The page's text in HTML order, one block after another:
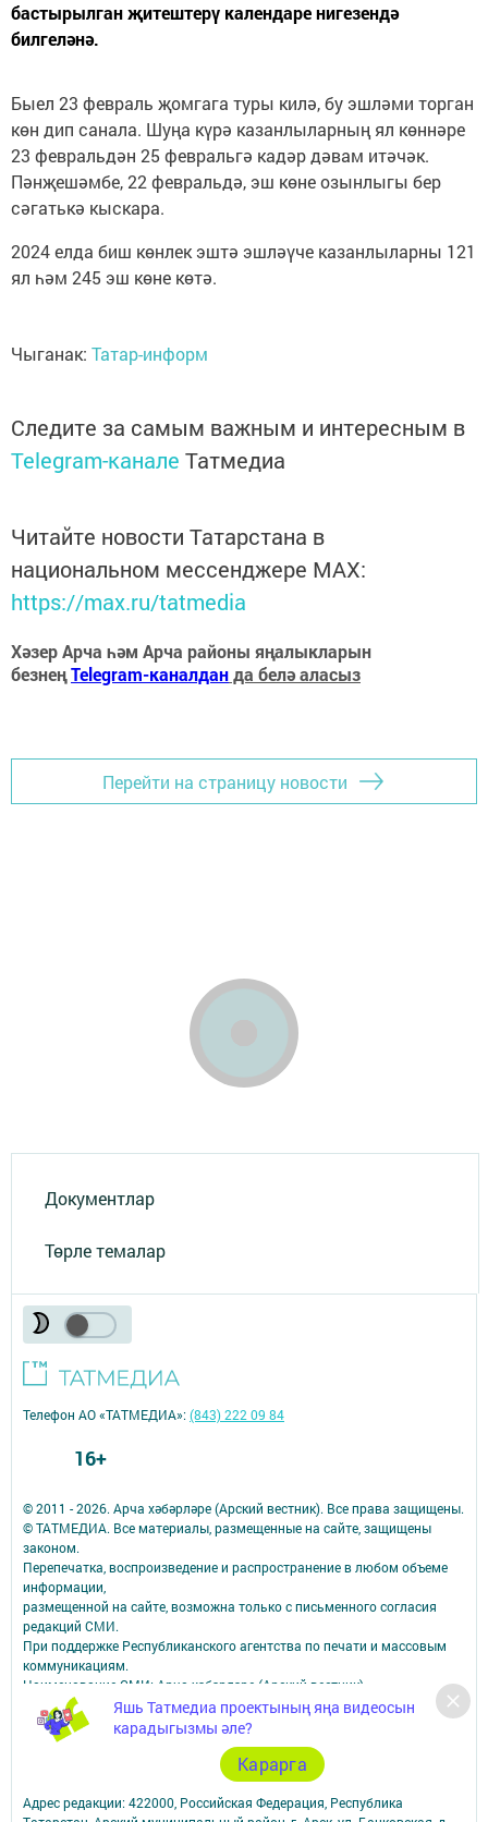
бастырылган җитештерү календаре нигезендә
билгеләнә.
Быел 23 февраль җомгага туры килә, бу эшләми торган
көн дип санала. Шуңа күрә казанлыларның ял көннәре
23 февральдән 25 февральгә кадәр дәвам итәчәк.
Пәнҗешәмбе, 22 февральдә, эш көне озынлыгы бер
сәгатькә кыскара.
2024 елда биш көнлек эштә эшләүче казанлыларны 121
ял һәм 245 эш көне көтә.
Чыганак: Татар-информ
Следите за самым важным и интересным в
Telegram-канале Татмедиа
Читайте новости Татарстана в
национальном мессенджере MАХ:
https://max.ru/tatmedia
Хәзер Арча һәм Арча районы яңалыкларын
безнеңTelegram-каналданда белә аласыз
Перейти на страницу новости
Документлар
Төрле темалар
Яшь Татмедиа проектының яңа видеосын
карадыгызмы әле?
Карарга
© 2011 - 2026. Арча хәбәрләре (Арский вестник). Все права защищены.
© ТАТМЕДИА. Все материалы, размещенные на сайте, защищены
законом.
Перепечатка, воспроизведение и распространение в любом объеме
информации,
размещенной на сайте, возможна только с письменного согласия
редакций СМИ.
При поддержке Республиканского агентства по печати и массовым
коммуникациям.
Наименование СМИ: Арча хәбәрләре (Арский вестник)
СМИ зарегистрировано Федеральной службой по надзору в сфере
связи,
информационных технологий и массовых коммуникаций
запись о регистрации СМИ Эл № ФС77–87940 от 16.08.2024
ФИО главного редактора: Насибуллин Исрафил Рахматуллович
Адрес редакции: 422000, Российская Федерация, Республика
Телефон АО «ТАТМЕДИА»:(843) 222 09 84
16+